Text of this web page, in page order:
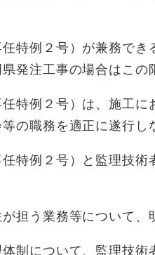
特例２号）が兼務でき
発注工事の場合はこの
特例２号）は、施工に
の職務を適正に遂行し
特例２号）と監理技術
担う業務等について、
制について、監理技術